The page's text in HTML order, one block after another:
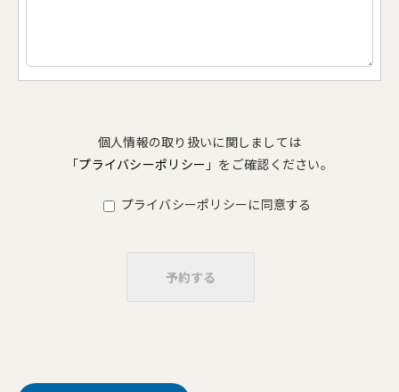
個人情報の取り扱いに関しましては
「プライバシーポリシー 」をご確認ください。
プライバシーポリシーに同意する